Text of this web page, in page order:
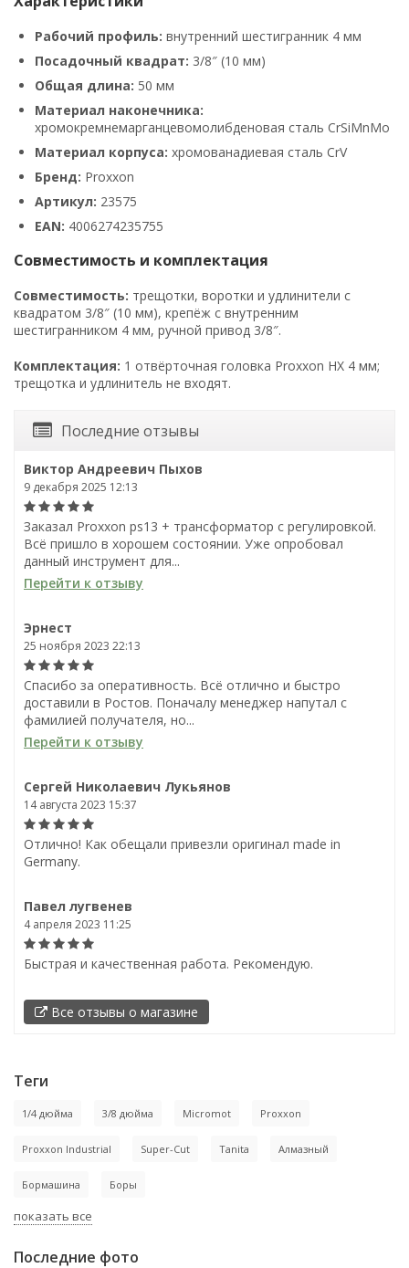
Рабочий профиль: внутренний шестигранник 4 мм
Посадочный квадрат: 3/8″ (10 мм)
Общая длина: 50 мм
Материал наконечника:
хромокремнемарганцевомолибденовая сталь CrSiMnMo
Материал корпуса: хромованадиевая сталь CrV
Бренд: Proxxon
Артикул: 23575
EAN: 4006274235755
Совместимость и комплектация
Совместимость: трещотки, воротки и удлинители с
квадратом 3/8″ (10 мм), крепёж с внутренним
шестигранником 4 мм, ручной привод 3/8″.
Комплектация: 1 отвёрточная головка Proxxon HX 4 мм;
трещотка и удлинитель не входят.
Последние отзывы
Виктор Андреевич Пыхов
9 декабря 2025 12:13
Заказал Proxxon ps13 + трансформатор с регулировкой.
Всё пришло в хорошем состоянии. Уже опробовал
данный инструмент для...
Перейти к отзыву
Эрнест
25 ноября 2023 22:13
Спасибо за оперативность. Всё отлично и быстро
доставили в Ростов. Поначалу менеджер напутал с
фамилией получателя, но...
Перейти к отзыву
Сергей Николаевич Лукьянов
14 августа 2023 15:37
Отлично! Как обещали привезли оригинал made in
Germany.
Павел лугвенев
4 апреля 2023 11:25
Быстрая и качественная работа. Рекомендую.
Все отзывы о магазине
Теги
1/4 дюйма 3/8 дюйма Micromot Proxxon
Proxxon Industrial Super-Cut Tanita Алмазный
Бормашина Боры
показать все
Последние фото